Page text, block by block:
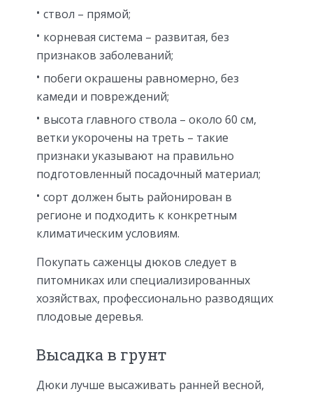
ствол – прямой;
корневая система – развитая, без
признаков заболеваний;
побеги окрашены равномерно, без
камеди и повреждений;
высота главного ствола – около 60 см,
ветки укорочены на треть – такие
признаки указывают на правильно
подготовленный посадочный материал;
сорт должен быть районирован в
регионе и подходить к конкретным
климатическим условиям.
Покупать саженцы дюков следует в
питомниках или специализированных
хозяйствах, профессионально разводящих
плодовые деревья.
Высадка в грунт
Дюки лучше высаживать ранней весной,